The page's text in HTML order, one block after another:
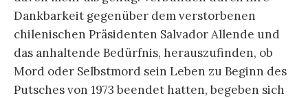
Dankbarkeit gegenüber dem verstorbenen
chilenischen Präsidenten Salvador Allende und
das anhaltende Bedürfnis, herauszufinden, ob
Mord oder Selbstmord sein Leben zu Beginn des
Putsches von 1973 beendet hatten, begeben sich